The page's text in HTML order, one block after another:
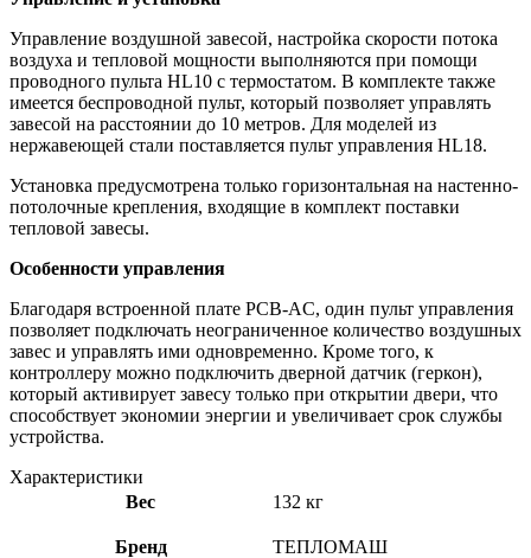
Управление воздушной завесой, настройка скорости потока
воздуха и тепловой мощности выполняются при помощи
проводного пульта HL10 с термостатом. В комплекте также
имеется беспроводной пульт, который позволяет управлять
завесой на расстоянии до 10 метров. Для моделей из
нержавеющей стали поставляется пульт управления HL18.
Установка предусмотрена только горизонтальная на настенно-
потолочные крепления, входящие в комплект поставки
тепловой завесы.
Особенности управления
Благодаря встроенной плате PCB-AC, один пульт управления
позволяет подключать неограниченное количество воздушных
завес и управлять ими одновременно. Кроме того, к
контроллеру можно подключить дверной датчик (геркон),
который активирует завесу только при открытии двери, что
способствует экономии энергии и увеличивает срок службы
устройства.
Характеристики
Вес
132 кг
Бренд ТЕПЛОМАШ